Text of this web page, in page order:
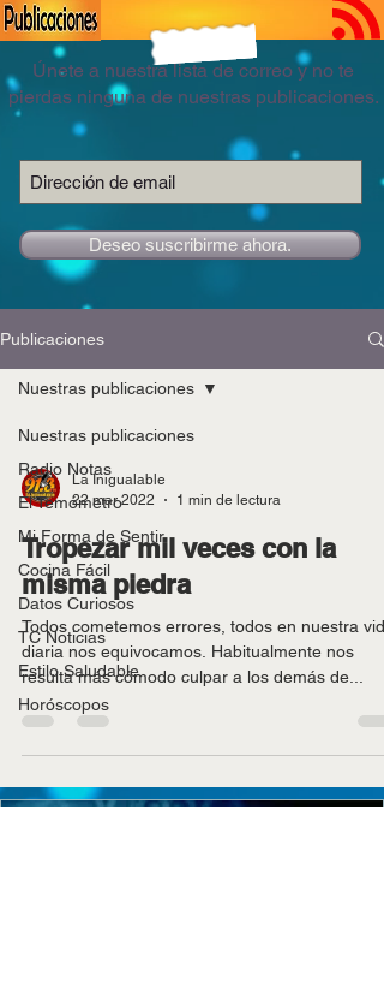
Únete a nuestra lista de correo y no te
pierdas ninguna de nuestras publicaciones.
Deseo suscribirme ahora.
Publicaciones
Nuestras publicaciones
Radio Notas
El Temómetro
Mi Forma de Sentir
Cocina Fácil
Datos Curiosos
TC Noticias
Estilo Saludable
Horóscopos
Nuestras publicaciones
La Inigualable
22 mar 2022
1 min de lectura
Tropezar mil veces con la
misma piedra
Todos cometemos errores, todos en nuestra vida
diaria nos equivocamos. Habitualmente nos
resulta más cómodo culpar a los demás de...